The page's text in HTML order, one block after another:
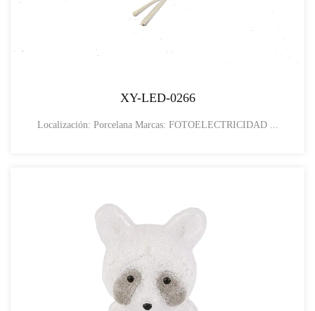
XY-LED-0266
Localización: Porcelana Marcas: FOTOELECTRICIDAD ...